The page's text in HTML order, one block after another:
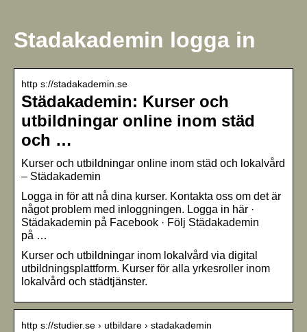
Stadakademin logga in
http s://stadakademin.se
Städakademin: Kurser och
utbildningar online inom städ
och …
Kurser och utbildningar online inom städ och lokalvård
– Städakademin
Logga in för att nå dina kurser. Kontakta oss om det är
något problem med inloggningen. Logga in här ·
Städakademin på Facebook · Följ Städakademin
på …
Kurser och utbildningar inom lokalvård via digital
utbildningsplattform. Kurser för alla yrkesroller inom
lokalvård och städtjänster.
http s://studier.se › utbildare › stadakademin